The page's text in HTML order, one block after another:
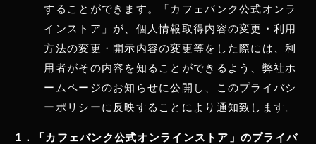
することができます。「カフェバンク公式オンラ
インストア」が、個人情報取得内容の変更・利用
方法の変更・開示内容の変更等をした際には、利
用者がその内容を知ることができるよう、弊社ホ
ームページのお知らせに公開し、このプライバシ
ーポリシーに反映することにより通知致します。
1．「カフェバンク公式オンラインストア」のプライバ